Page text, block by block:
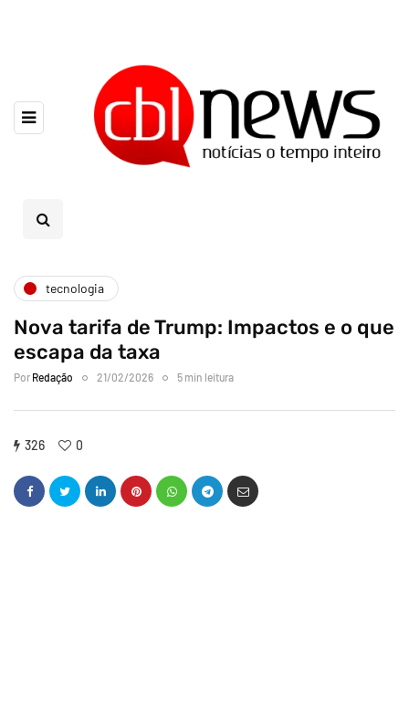
tecnologia
Nova tarifa de Trump: Impactos e o que
escapa da taxa
Por Redação 21/02/2026 5 min leitura
326 0